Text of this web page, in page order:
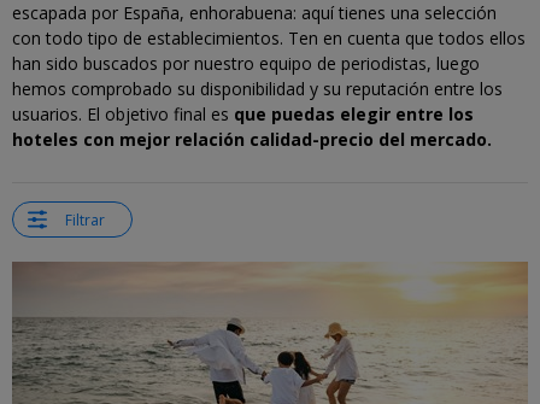
escapada por España, enhorabuena: aquí tienes una selección
con todo tipo de establecimientos. Ten en cuenta que todos ellos
han sido buscados por nuestro equipo de periodistas, luego
hemos comprobado su disponibilidad y su reputación entre los
usuarios. El objetivo final es que puedas elegir entre los
hoteles con mejor relación calidad-precio del mercado.
Filtrar
←